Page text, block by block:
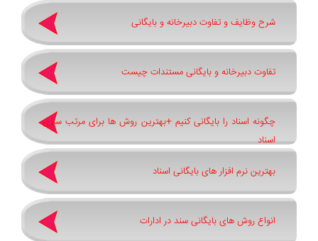
شرح وظایف و تفاوت دبیرخانه و بایگانی
تفاوت دبیرخانه و بایگانی مستندات چیست
چگونه اسناد را بایگانی کنیم +بهترین روش ‌ها برای مرتب ‌سازی
اسناد
بهترین نرم ‌افزار های بایگانی اسناد
انواع روش های بایگانی سند در ادارات